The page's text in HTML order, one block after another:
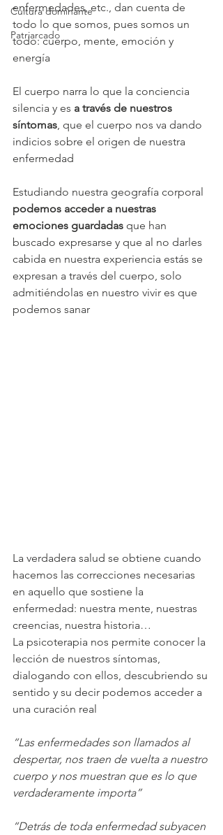
Cultura dominante
Patriarcado
enfermedades, etc., dan cuenta de
todo lo que somos, pues somos un
todo: cuerpo, mente, emoción y
energía
El cuerpo narra lo que la conciencia
silencia y es a través de nuestros
síntomas, que el cuerpo nos va dando
indicios sobre el origen de nuestra
enfermedad
Estudiando nuestra geografía corporal
podemos acceder a nuestras
emociones guardadas que han
buscado expresarse y que al no darles
cabida en nuestra experiencia estás se
expresan a través del cuerpo, solo
admitiéndolas en nuestro vivir es que
podemos sanar
La verdadera salud se obtiene cuando
hacemos las correcciones necesarias
en aquello que sostiene la
enfermedad: nuestra mente, nuestras
creencias, nuestra historia…
La psicoterapia nos permite conocer la
lección de nuestros síntomas,
dialogando con ellos, descubriendo su
sentido y su decir podemos acceder a
una curación real
“Las enfermedades son llamados al
despertar, nos traen de vuelta a nuestro
cuerpo y nos muestran que es lo que
verdaderamente importa”
“Detrás de toda enfermedad subyacen